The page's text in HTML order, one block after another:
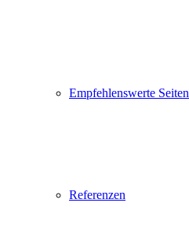
Empfehlenswerte Seiten
Referenzen